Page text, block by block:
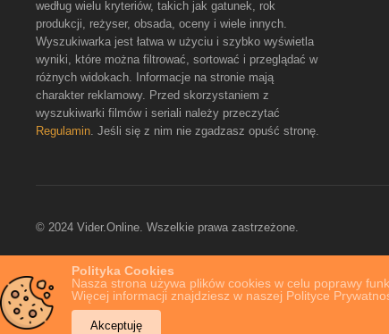
Polityka Cookies
Nasza strona używa plików cookies w celu poprawy
Więcej informacji znajdziesz w naszej Polityce
Akceptuję
według wielu kryteriów, takich jak gatunek, rok
produkcji, reżyser, obsada, oceny i wiele innych.
Wyszukiwarka jest łatwa w użyciu i szybko wyświetla
wyniki, które można filtrować, sortować i przeglądać w
różnych widokach. Informacje na stronie mają
charakter reklamowy. Przed skorzystaniem z
wyszukiwarki filmów i seriali należy przeczytać
Regulamin. Jeśli się z nim nie zgadzasz opuść stronę.
© 2024 Vider.Online. Wszelkie prawa zastrzeżone.